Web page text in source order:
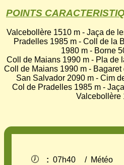
POINTS
Valcebollère 1510 m - Jaça de
Pradelles 1985 m - Coll de la
1980 m - Borne
Coll de Maians 1990 m - Pla de
Coll de Maians 1990 m -
San Salvador 2090 m - Cim
Col de Pradelles 1985 m -
Valcebollère
🕖 : 07h40 / Météo